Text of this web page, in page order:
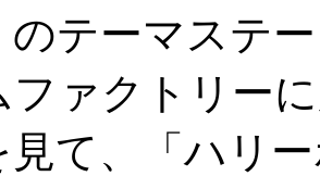
のテーマステ
ファクトリー
見て、「ハリ